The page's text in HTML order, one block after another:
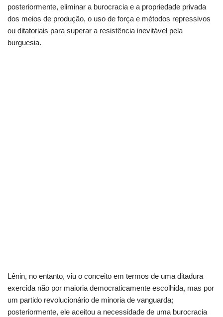
posteriormente, eliminar a burocracia e a propriedade privada
dos meios de produção, o uso de força e métodos repressivos
ou ditatoriais para superar a resistência inevitável pela
burguesia.
Lênin, no entanto, viu o conceito em termos de uma ditadura
exercida não por maioria democraticamente escolhida, mas por
um partido revolucionário de minoria de vanguarda;
posteriormente, ele aceitou a necessidade de uma burocracia